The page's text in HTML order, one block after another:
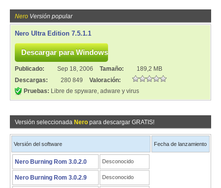
Nero Versión popular
Nero Ultra Edition 7.5.1.1
Publicado: Sep 18, 2006 Tamaño:
189,2 MB
Descargas:
280 849
Valoración:
Pruebas: Libre de spyware, adware y virus
Versión seleccionada Nero para descargar GRATIS!
Versión del software Fecha de lanzamiento
Nero Burning Rom 3.0.2.0 Desconocido
Nero Burning Rom 3.0.2.9 Desconocido